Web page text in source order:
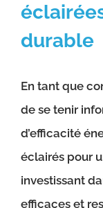
durable
En tant que
de se tenir
d’efficacité
éclairés pour
investissant
efficaces et